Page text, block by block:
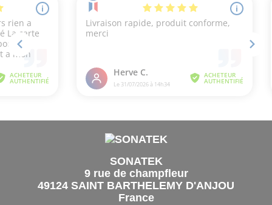
SONATEK
9 rue de champfleur
49124 SAINT BARTHELEMY D'ANJOU
France